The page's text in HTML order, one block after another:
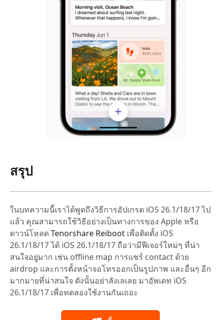
สรุป
ในบทความนี้เราได้พูดถึงวิธีการอัปเกรด iOS 26.1/18/17 ไป
แล้ว คุณสามารถใช้วิธีอย่างเป็นทางการของ Apple หรือ
ดาวน์โหลดTenorshare Reiboot เพื่อติดตั้ง iOS
26.1/18/17 ได้ iOS 26.1/18/17 ถือว่ามีฟีเจอร์ใหม่ๆ ที่น่า
สนใจอยู่มาก เช่น offline map การแชร์ contact ด้วย
airdrop และการตั้งหน้าจอโทรออกเป็นรูปภาพ และอื่นๆ อีก
มากมายที่น่าสนใจ ดังนั้นอย่าลังเลเลย มาอัพเดท iOS
26.1/18/17 เพื่อทดลองใช้งานกันเถอะ